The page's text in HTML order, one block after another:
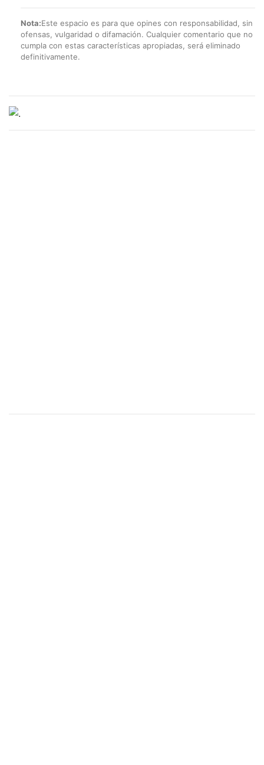
Nota:Este espacio es para que opines con responsabilidad, sin
ofensas, vulgaridad o difamación. Cualquier comentario que no
cumpla con estas características apropiadas, será eliminado
definitivamente.